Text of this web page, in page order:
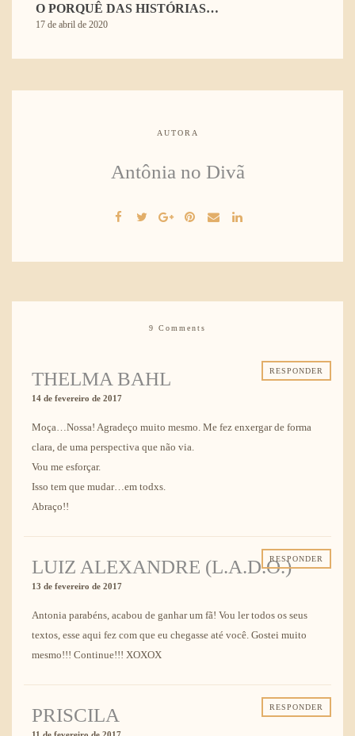
O PORQUÊ DAS HISTÓRIAS…
17 de abril de 2020
AUTORA
Antônia no Divã
9 Comments
RESPONDER
THELMA BAHL
14 de fevereiro de 2017
Moça…Nossa! Agradeço muito mesmo. Me fez enxergar de forma
clara, de uma perspectiva que não via.
Vou me esforçar.
Isso tem que mudar…em todxs.
Abraço!!
RESPONDER
LUIZ ALEXANDRE (L.A.D.O.)
13 de fevereiro de 2017
Antonia parabéns, acabou de ganhar um fã! Vou ler todos os seus
textos, esse aqui fez com que eu chegasse até você. Gostei muito
mesmo!!! Continue!!! XOXOX
RESPONDER
PRISCILA